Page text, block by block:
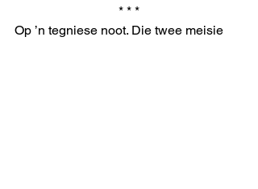
* * *
Op ’n tegniese noot. Die twee meisie